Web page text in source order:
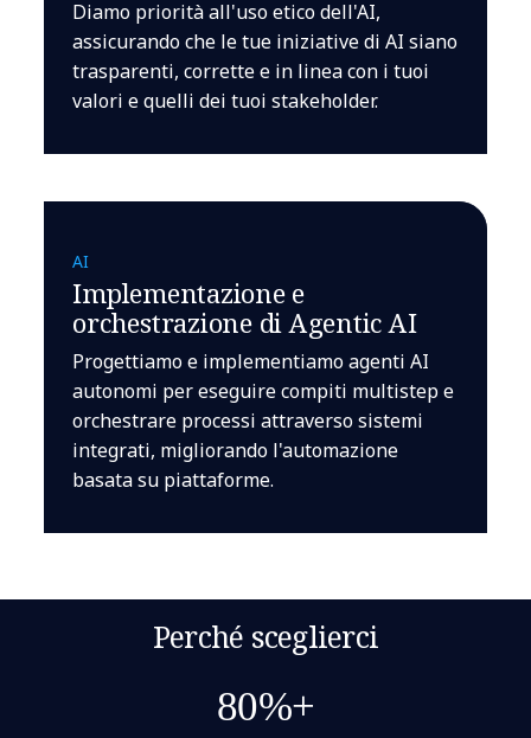
Diamo priorità all'uso etico dell'AI,
assicurando che le tue iniziative di AI siano
trasparenti, corrette e in linea con i tuoi
valori e quelli dei tuoi stakeholder.
AI
Implementazione e
orchestrazione di Agentic AI
Progettiamo e implementiamo agenti AI
autonomi per eseguire compiti multistep e
orchestrare processi attraverso sistemi
integrati, migliorando l'automazione
basata su piattaforme.
Perché sceglierci
80%+